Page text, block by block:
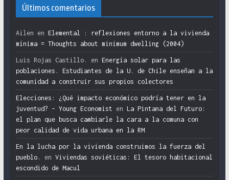
Últimos comentarios
Ailen en Elemental : reflexiones entorno a la vivienda
mínima = Thoughts about minimum dwelling (2004)
Luis Rojas Castillo. en Energía solar para las
poblaciones. Estudiantes de la U. de Chile enseñan a la
comunidad a construir sus propios colectores
Elecciones: ¿Qué impacto económico podría tener en la
juventud? – Young Economist en La Pintana del Futuro:
el plan que busca cambiarle la cara a la comuna con
peor calidad de vida urbana en la RM
En la lucha por la vivienda construimos la fuerza del
pueblo.
en Viviendas soviéticas: El tesoro habitacional
escondido de Macul